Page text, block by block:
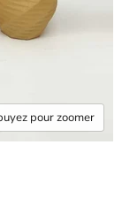
pour zoomer